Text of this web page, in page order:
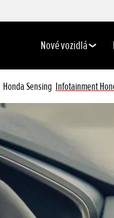
Nové vozidlá
Honda Sensing Infotainment